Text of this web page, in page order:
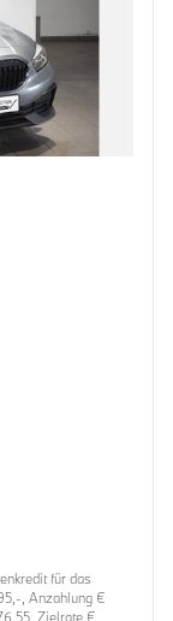
für das
, Anzahlung €
Zielrate €